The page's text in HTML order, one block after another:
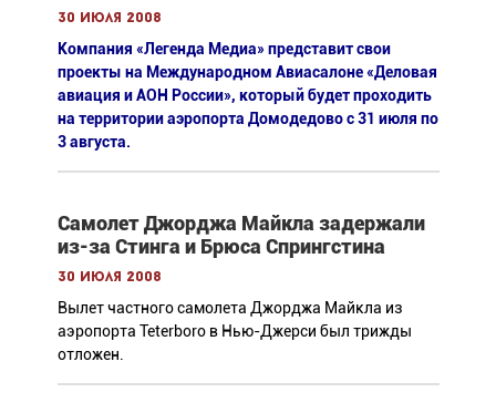
30 июля 2008
Компания «Легенда Медиа» представит свои
проекты на Международном Авиасалоне «Деловая
авиация и АОН России», который будет проходить
на территории аэропорта Домодедово с 31 июля по
3 августа.
Самолет Джорджа Майкла задержали
из-за Стинга и Брюса Спрингстина
30 июля 2008
Вылет частного самолета Джорджа Майкла из
аэропорта Teterboro в Нью-Джерси был трижды
отложен.